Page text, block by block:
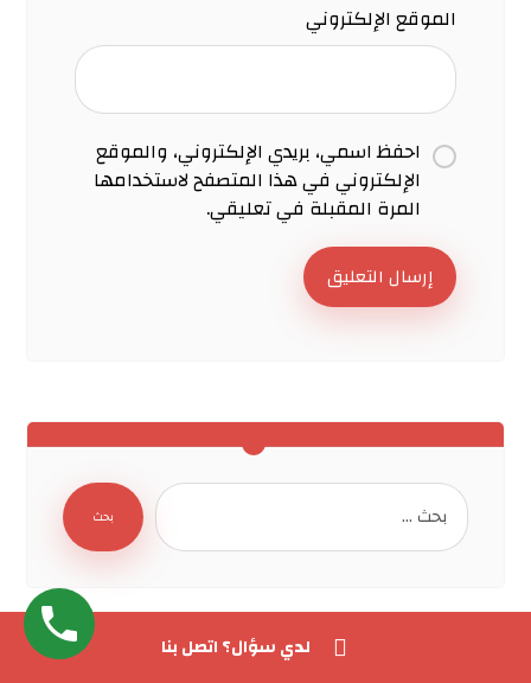
الموقع الإلكتروني
احفظ اسمي، بريدي الإلكتروني، والموقع
الإلكتروني في هذا المتصفح لاستخدامها
المرة المقبلة في تعليقي.
إرسال التعليق
بحث
لدي سؤال؟ اتصل بنا